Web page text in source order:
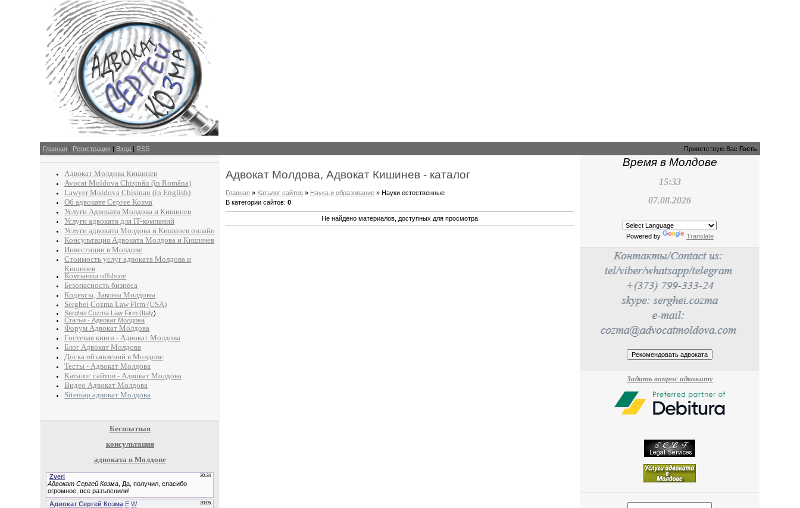
Главная | Регистрация | Вход | RSS Приветствую Вас Гость
Адвокат Молдова Кишинев
Avocat Moldova Chișinău (în Româna)
Lawyer Moldova Chisinau (in English)
Об адвокате Сергее Козма
Услуги Адвоката Молдова и Кишинев
Услуги адвоката для IT-компаний
Услуги адвоката Молдова и Кишинев онлайн
Консультация Адвоката Молдова и Кишинев
Инвестиции в Молдове
Стоимость услуг адвоката Молдова и
Кишинев
Компании offshore
Безопасность бизнеса
Кодексы, Законы Молдовы
Serghei Cozma Law Firm (USA)
Serghei Cozma Law Firm (Italy)
Статьи - Адвокат Молдова
Форум Адвокат Молдова
Гостевая книга - Адвокат Молдова
Блог Адвокат Молдова
Доска объявлений в Молдове
Тесты - Адвокат Молдова
Каталог сайтов - Адвокат Молдова
Видео Адвокат Молдова
Sitemap адвокат Молдова
Бесплатная
консультация
адвоката в Молдове
Адвокат Молдова, Адвокат Кишинев - каталог
Главная » Каталог сайтов » Наука и образование » Науки естественные
В категории сайтов:0
Не найдено материалов, доступных для просмотра
Время в Молдове
15:33
07.08.2026
Powered by Translate
Задать вопрос адвокату